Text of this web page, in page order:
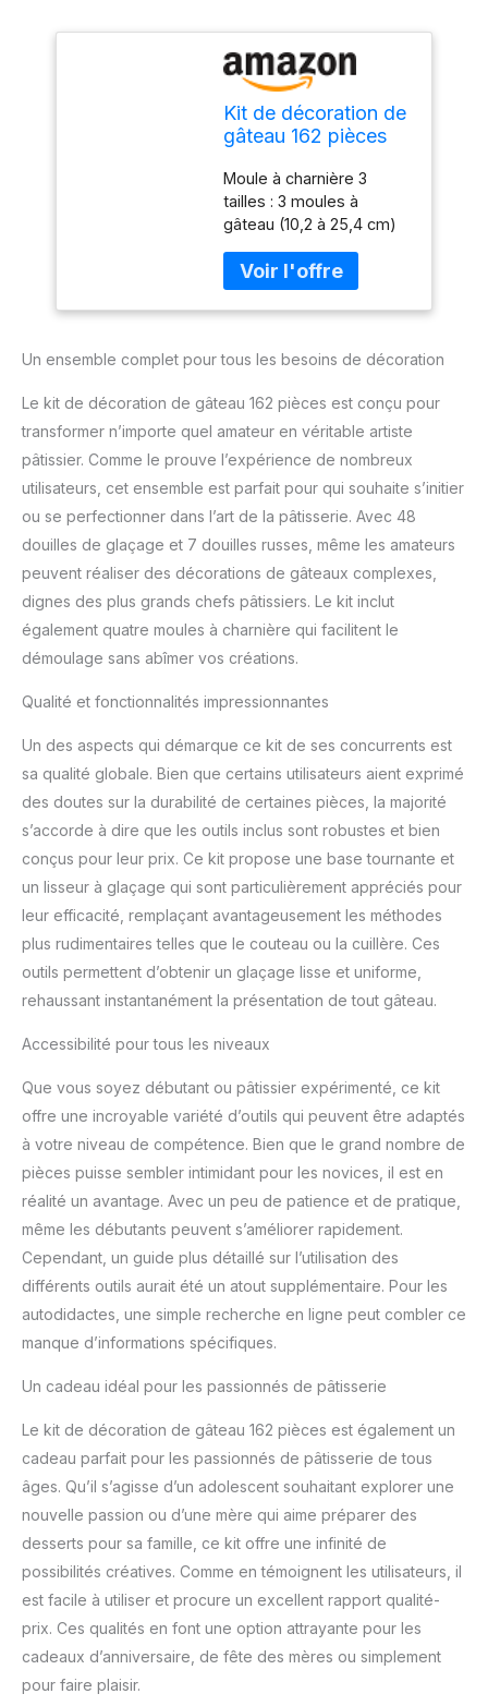
Kit de décoration de
gâteau 162 pièces
gâteau 4 packs de
moules à charnière
48 douilles de
glaçage 7 douilles
russes accessoires
de pâtisserie kit de
décoration de
Moule à charnière 3
tailles : 3 moules à
gâteau (10,2 à 25,4 cm)
gâteaux multicouches, et
avoir un moule en forme
de cœur vous aidera à
gâteaux. La poêle est
sûr avec revêtement
antiadhésif et facile à
démouler. Passe au four
239 °C. Vous pouvez
facilement faire des
gâteaux pour diverses
fêtes. Excellent kit de
48 douilles numérotées
et 7 douilles russes, et le
motif peut être vérifié sur
plateau tournant est idéal
facile. Utilisez des ongles
en forme de fleur pour
produire des roses et le
aide à écrire sur votre
gâteau. 9 stylos sculptés
vous aident à créer un
gâteau fondant délicat.
Matériaux sûrs : tous les
aux normes américaines
de qualité alimentaire,
inoxydable 304 de haute
silicone. Robuste et
réutilisable, sans danger
pour la fabrication de
gâteaux familiaux, les
adultes et les enfants
sont applicables. Idée
cadeau pour les
amateurs de gâteaux : il
comprend divers outils
de décoration pour vous
aider à faire toutes
sortes de gâteaux. Moule
créer des gâteaux plus
les âges et niveaux de
fabrication de gâteaux.
Préparons un délicieux
gâteau ensemble
Service client : afin de
protéger le revêtement
antiadhésif sur les
moules à gâteau, veuillez
utiliser une brosse douce
pour les laver et ne pas
utiliser de lave-vaisselle.
Un ensemble complet pour tous les besoins de décoration
Le kit de décoration de gâteau 162 pièces est conçu pour
transformer n’importe quel amateur en véritable artiste
pâtissier. Comme le prouve l’expérience de nombreux
utilisateurs, cet ensemble est parfait pour qui souhaite s’initier
ou se perfectionner dans l’art de la pâtisserie. Avec 48
douilles de glaçage et 7 douilles russes, même les amateurs
peuvent réaliser des décorations de gâteaux complexes,
dignes des plus grands chefs pâtissiers. Le kit inclut
également quatre moules à charnière qui facilitent le
démoulage sans abîmer vos créations.
Qualité et fonctionnalités impressionnantes
Un des aspects qui démarque ce kit de ses concurrents est
sa qualité globale. Bien que certains utilisateurs aient exprimé
des doutes sur la durabilité de certaines pièces, la majorité
s’accorde à dire que les outils inclus sont robustes et bien
conçus pour leur prix. Ce kit propose une base tournante et
un lisseur à glaçage qui sont particulièrement appréciés pour
leur efficacité, remplaçant avantageusement les méthodes
plus rudimentaires telles que le couteau ou la cuillère. Ces
outils permettent d’obtenir un glaçage lisse et uniforme,
rehaussant instantanément la présentation de tout gâteau.
Accessibilité pour tous les niveaux
Que vous soyez débutant ou pâtissier expérimenté, ce kit
offre une incroyable variété d’outils qui peuvent être adaptés
à votre niveau de compétence. Bien que le grand nombre de
pièces puisse sembler intimidant pour les novices, il est en
réalité un avantage. Avec un peu de patience et de pratique,
même les débutants peuvent s’améliorer rapidement.
Cependant, un guide plus détaillé sur l’utilisation des
différents outils aurait été un atout supplémentaire. Pour les
autodidactes, une simple recherche en ligne peut combler ce
manque d’informations spécifiques.
Un cadeau idéal pour les passionnés de pâtisserie
Le kit de décoration de gâteau 162 pièces est également un
cadeau parfait pour les passionnés de pâtisserie de tous
âges. Qu’il s’agisse d’un adolescent souhaitant explorer une
nouvelle passion ou d’une mère qui aime préparer des
desserts pour sa famille, ce kit offre une infinité de
possibilités créatives. Comme en témoignent les utilisateurs, il
est facile à utiliser et procure un excellent rapport qualité-
prix. Ces qualités en font une option attrayante pour les
cadeaux d’anniversaire, de fête des mères ou simplement
pour faire plaisir.